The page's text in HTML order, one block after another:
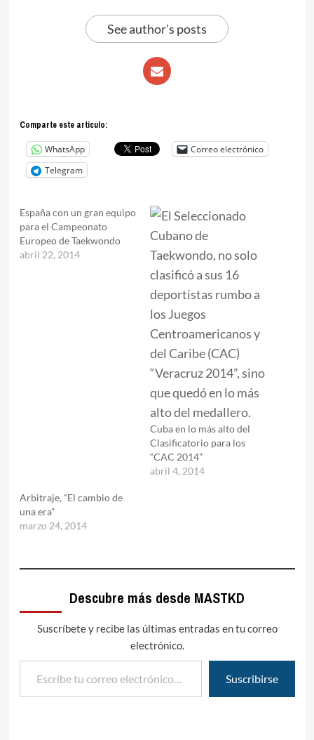
See author's posts
Comparte este articulo:
WhatsApp
Correo electrónico
Telegram
España con un gran equipo
para el Campeonato
Europeo de Taekwondo
abril 22, 2014
Cuba en lo más alto del
Clasificatorio para los
“CAC 2014”
abril 4, 2014
Arbitraje, “El cambio de
una era”
marzo 24, 2014
Descubre más desde MASTKD
Suscríbete y recibe las últimas entradas en tu correo
electrónico.
Escribe tu correo electrónico…
Suscribirse